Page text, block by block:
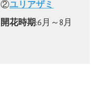
②ユリアザミ
開花時期:6月～8月